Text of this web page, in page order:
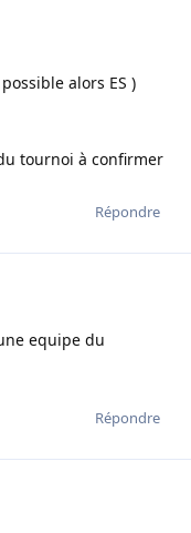
alors ES )
tournoi à confirmer
Répondre
equipe du
Répondre